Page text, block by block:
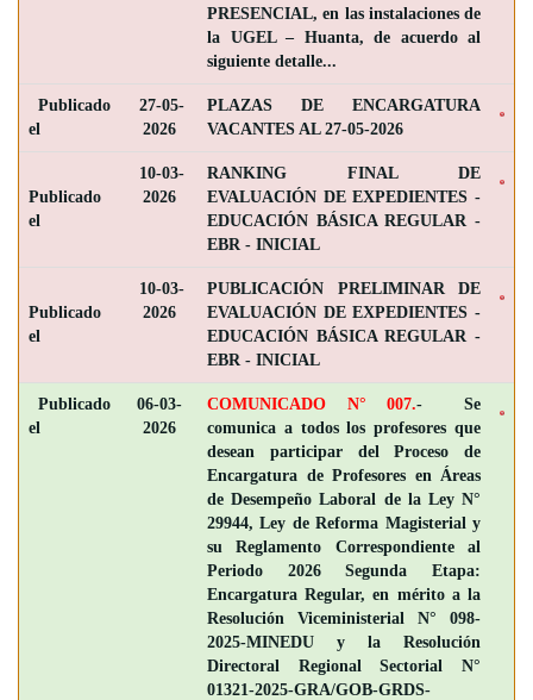
PRESENCIAL, en las instalaciones de
la UGEL – Huanta, de acuerdo al
siguiente detalle...
Publicado
el
27-05-
2026
PLAZAS DE ENCARGATURA
VACANTES AL 27-05-2026
Publicado
el
10-03-
2026
RANKING FINAL DE
EVALUACIÓN DE EXPEDIENTES -
EDUCACIÓN BÁSICA REGULAR -
EBR - INICIAL
Publicado
el
10-03-
2026
PUBLICACIÓN PRELIMINAR DE
EVALUACIÓN DE EXPEDIENTES -
EDUCACIÓN BÁSICA REGULAR -
EBR - INICIAL
Publicado
el
06-03-
2026
COMUNICADO N° 007.- Se
comunica a todos los profesores que
desean participar del Proceso de
Encargatura de Profesores en Áreas
de Desempeño Laboral de la Ley N°
29944, Ley de Reforma Magisterial y
su Reglamento Correspondiente al
Periodo 2026 Segunda Etapa:
Encargatura Regular, en mérito a la
Resolución Viceministerial N° 098-
2025-MINEDU y la Resolución
Directoral Regional Sectorial N°
01321-2025-GRA/GOB-GRDS-